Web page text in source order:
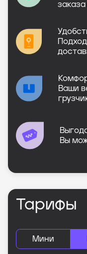
Ваши
Вы
Тарифы
Мини